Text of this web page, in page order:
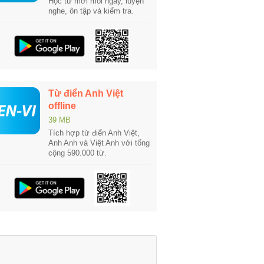
nghe, ôn tập và kiểm tra.
Từ điển Anh Việt
offline
39 MB
Tích hợp từ điển Anh Việt,
Anh Anh và Việt Anh với tổng
cộng 590.000 từ.